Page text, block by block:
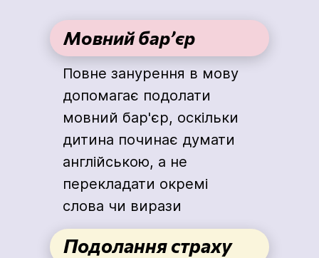
Подолання страху
Мовний барʼєр
Повне занурення в мову
допомагає подолати
мовний бар'єр, оскільки
дитина починає думати
англійською, а не
перекладати окремі
слова чи вирази